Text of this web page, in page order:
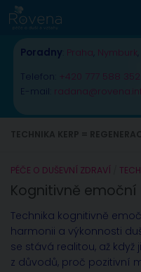
Skip to content
Poradny Praha Nymburk
Telefon: +420 777 588 352
E-mail:
PÉČE O DUŠEVNÍ ZDRAVÍ
Kognitivně
Technika kognitivně
harmonii a výkonnosti
se stává realitou, až když
z důvodů, proč pozitivní